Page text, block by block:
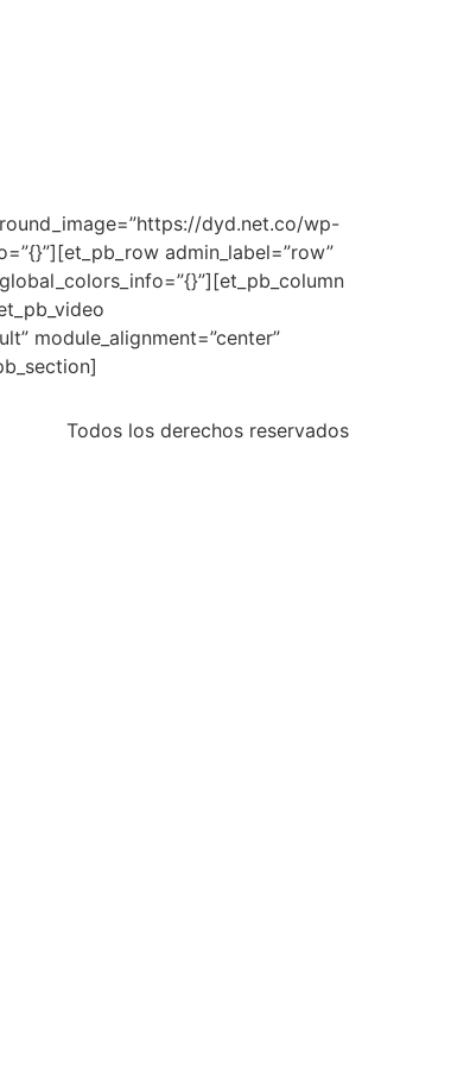
dyd.net.co/wp-
admin_label=”row”
module_alignment=”center”
Todos los derechos reservados